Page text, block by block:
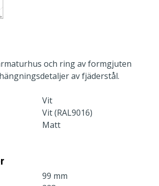
och ring av formgjuten
av fjäderstål.
Vit
Vit (RAL9016)
Matt
99 mm